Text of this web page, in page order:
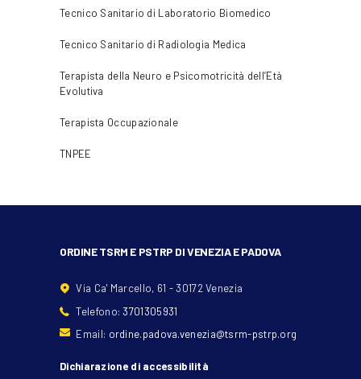
Tecnico Sanitario di Laboratorio Biomedico
Tecnico Sanitario di Radiologia Medica
Terapista della Neuro e Psicomotricità dell’Età
Evolutiva
Terapista Occupazionale
TNPEE
ORDINE TSRM E PSTRP DI VENEZIA E PADOVA
Via Ca' Marcello, 61 - 30172 Venezia
Telefono:3701305931
Email: ordine.padova.venezia@tsrm-pstrp.org
Dichiarazione di accessibilità